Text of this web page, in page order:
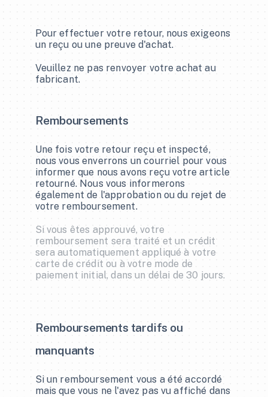
Pour effectuer votre retour, nous exigeons
un reçu ou une preuve d'achat.
Veuillez ne pas renvoyer votre achat au
fabricant.
Remboursements
Une fois votre retour reçu et inspecté,
nous vous enverrons un courriel pour vous
informer que nous avons reçu votre article
retourné. Nous vous informerons
également de l'approbation ou du rejet de
votre remboursement.
Si vous êtes approuvé, votre
remboursement sera traité et un crédit
sera automatiquement appliqué à votre
carte de crédit ou à votre mode de
paiement initial, dans un délai de 30 jours.
Remboursements tardifs ou
manquants
Si un remboursement vous a été accordé
mais que vous ne l'avez pas vu affiché dans